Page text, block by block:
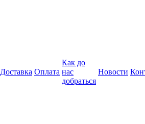
Доставка Оплата
Как до
нас
добраться
Новости